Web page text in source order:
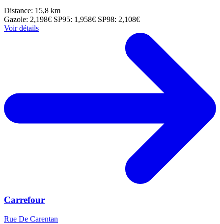
Distance: 15,8 km
Gazole: 2,198€ SP95: 1,958€ SP98: 2,108€
Voir détails
Carrefour
Rue De Carentan